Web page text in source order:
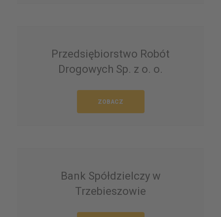
Przedsiębiorstwo Robót
Drogowych Sp. z o. o.
ZOBACZ
Bank Spółdzielczy w
Trzebieszowie